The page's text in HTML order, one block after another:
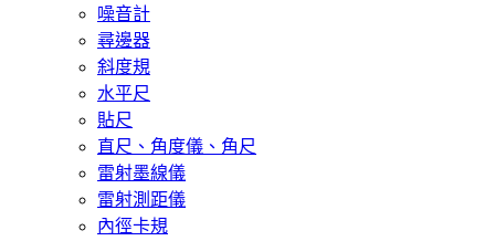
噪音計
尋邊器
斜度規
水平尺
貼尺
直尺、角度儀、角尺
雷射墨線儀
雷射測距儀
內徑卡規